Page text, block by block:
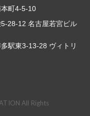
町4-5-10
28-12 名古屋若宮ビル
駅東3-13-28 ヴィトリ
All Rights